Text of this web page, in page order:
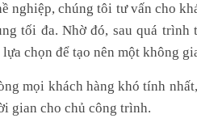
nghiệp, chúng tôi tư vấn cho
tối đa. Nhờ đó, sau quá trình
chọn để tạo nên một không
mọi khách hàng khó tính
gian cho chủ công trình.